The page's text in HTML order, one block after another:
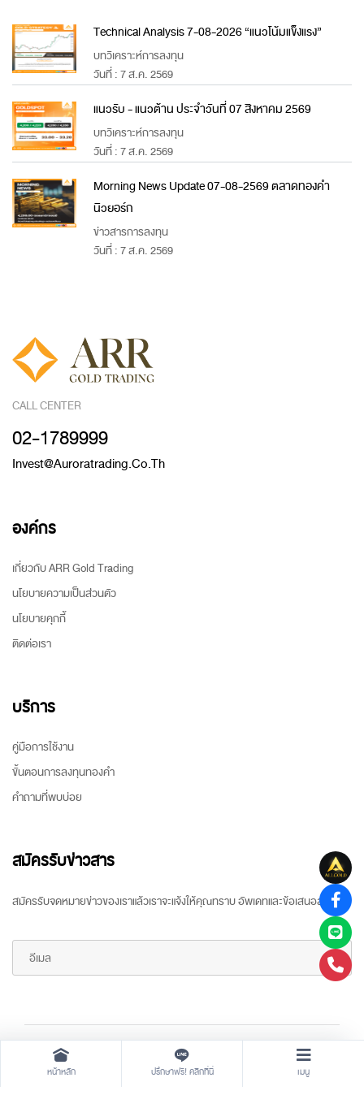
Technical Analysis 7-08-2026 “แนวโน้มแข็งแรง”
บทวิเคราะห์การลงทุน
วันที่ : 7 ส.ค. 2569
แนวรับ - แนวต้าน ประจำวันที่ 07 สิงหาคม 2569
บทวิเคราะห์การลงทุน
วันที่ : 7 ส.ค. 2569
Morning News Update 07-08-2569 ตลาดทองคำ
นิวยอร์ก
ข่าวสารการลงทุน
วันที่ : 7 ส.ค. 2569
CALL CENTER
02-1789999
Invest@auroratrading.co.th
องค์กร
เกี่ยวกับ ARR Gold Trading
นโยบายความเป็นส่วนตัว
นโยบายคุกกี้
ติดต่อเรา
บริการ
คู่มือการใช้งาน
ขั้นตอนการลงทุนทองคำ
คำถามที่พบบ่อย
สมัครรับข่าวสาร
สมัครรับจดหมายข่าวของเราแล้วเราจะแจ้งให้คุณทราบ อัพเดทและข้อเสนอล่าสุด
Copyright © 2026 All rights reserved ARR Gold Trading
หน้าหลัก ปรึกษาฟรี! คลิกที่นี่ เมนู